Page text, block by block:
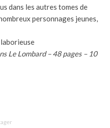
dans les autres tomes de
personnages jeunes,
Le Lombard – 48 pages – 10